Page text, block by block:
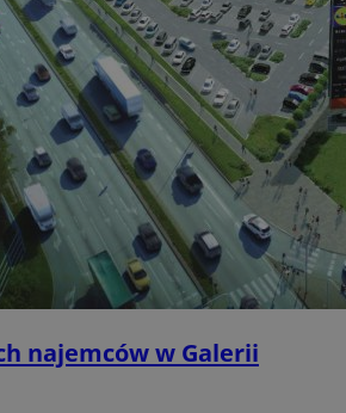
najemców w Galerii